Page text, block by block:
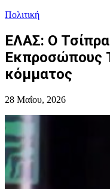
Πολιτική
ΕΛΑΣ: Ο
Εκπροσώπους
κόμματος
28 Μαΐου, 2026